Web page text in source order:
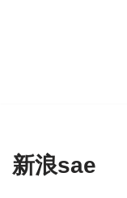
新浪sae